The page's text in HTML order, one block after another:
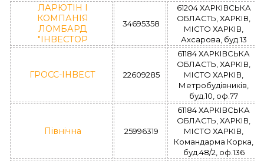
ЛАРЮТІН І
КОМПАНІЯ
ЛОМБАРД
"ІНВЕСТОР
34695358
61204 ХАРКІВСЬКА
ОБЛАСТЬ, ХАРКІВ,
МІСТО ХАРКІВ,
Ахсарова, буд.13
ГРОСС-ІНВЕСТ 22609285
61184 ХАРКІВСЬКА
ОБЛАСТЬ, ХАРКІВ,
МІСТО ХАРКІВ,
Метробудівників,
буд.10, оф.77
Північна 25996319
61184 ХАРКІВСЬКА
ОБЛАСТЬ, ХАРКІВ,
МІСТО ХАРКІВ,
Командарма Корка,
буд.48/2, оф.136